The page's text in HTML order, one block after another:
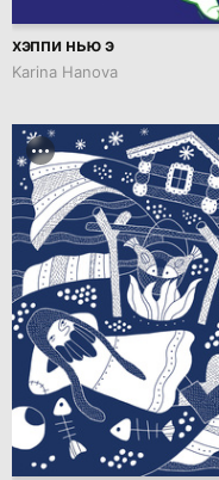
хэппи нью э
Karina Hanova